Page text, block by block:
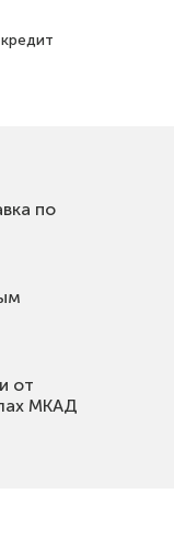
по
от
МКАД